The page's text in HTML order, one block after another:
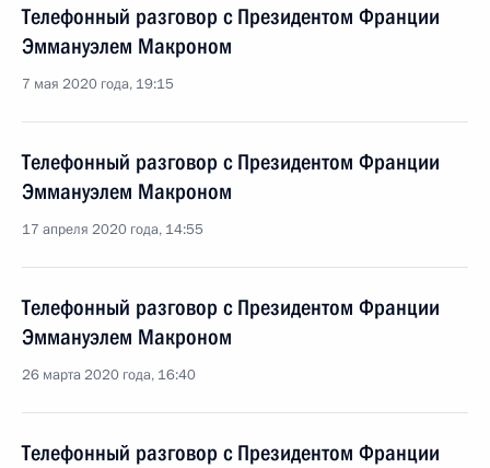
Телефонный разговор с Президентом Франции
Эммануэлем Макроном
7 мая 2020 года, 19:15
Телефонный разговор с Президентом Франции
Эммануэлем Макроном
17 апреля 2020 года, 14:55
Телефонный разговор с Президентом Франции
Эммануэлем Макроном
26 марта 2020 года, 16:40
Телефонный разговор с Президентом Франции